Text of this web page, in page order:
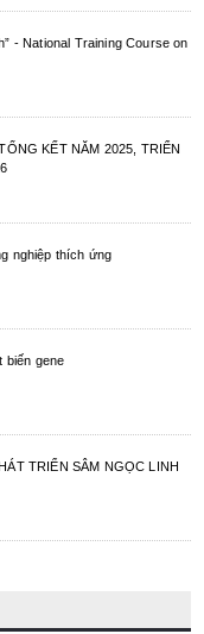
- National Training Course on
KẾT NĂM 2025, TRIỂN
nghiệp thích ứng
biến gene
TRIỂN SÂM NGỌC LINH